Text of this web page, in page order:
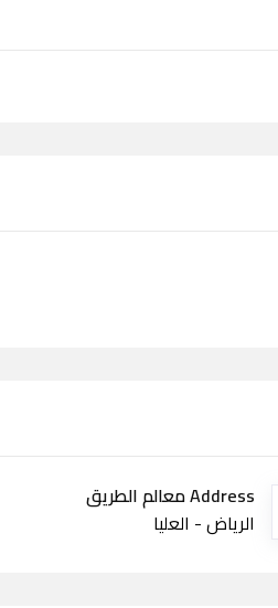
Address معالم الطريق
الرياض - العليا